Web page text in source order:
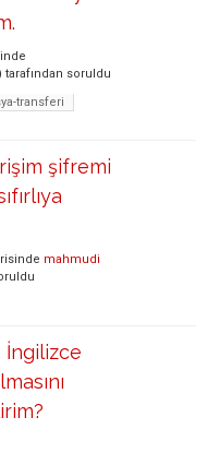
tarafından soruldu
transferi
şifremi
mahmudi
İngilizce